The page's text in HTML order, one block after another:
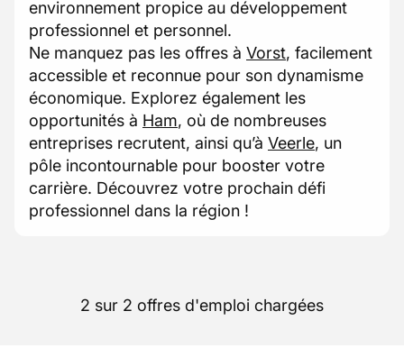
environnement propice au développement
professionnel et personnel.
Ne manquez pas les offres à Vorst, facilement
accessible et reconnue pour son dynamisme
économique. Explorez également les
opportunités à Ham, où de nombreuses
entreprises recrutent, ainsi qu’à Veerle, un
pôle incontournable pour booster votre
carrière. Découvrez votre prochain défi
professionnel dans la région !
2 sur 2 offres d'emploi chargées